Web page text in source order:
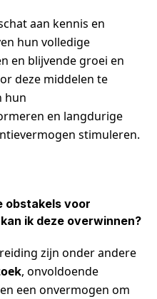
aan kennis en
hun volledige
en blijvende groei en
deze middelen te
hun
en langdurige
stimuleren.
obstakels voor
ik deze overwinnen?
zijn onder andere
, onvoldoende
een onvermogen om